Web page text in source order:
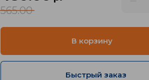
565.00
В корзину
Быстрый заказ